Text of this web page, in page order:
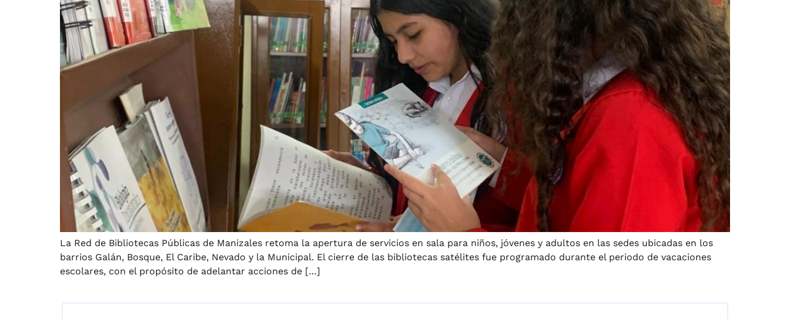
La Red de Bibliotecas Públicas de Manizales retoma la apertura de servicios en sala para niños, jóvenes y adultos en las sedes ubicadas en los
barrios Galán, Bosque, El Caribe, Nevado y la Municipal. El cierre de las bibliotecas satélites fue programado durante el periodo de vacaciones
escolares, con el propósito de adelantar acciones de […]